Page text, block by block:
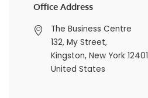
Office Address
The Business Centre
132, My Street,
Kingston, New York 12401
United States